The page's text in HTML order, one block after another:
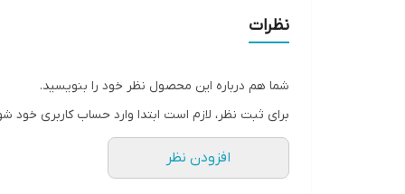
نظرات
شما هم درباره این محصول نظر خود را بنویسید.
برای ثبت نظر، لازم است ابتدا وارد حساب کاربری خود
افزودن نظر